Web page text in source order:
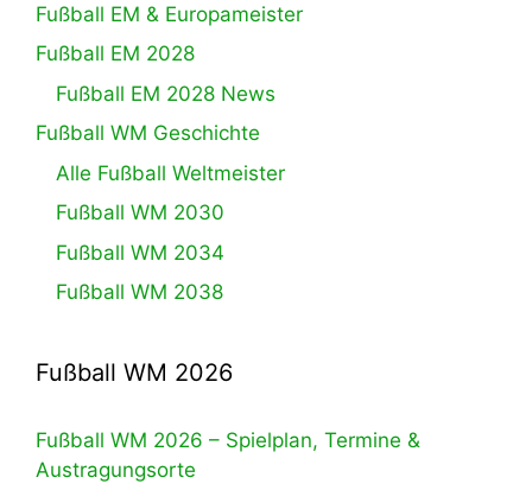
Fußball EM & Europameister
Fußball EM 2028
Fußball EM 2028 News
Fußball WM Geschichte
Alle Fußball Weltmeister
Fußball WM 2030
Fußball WM 2034
Fußball WM 2038
Fußball WM 2026
Fußball WM 2026 – Spielplan, Termine &
Austragungsorte